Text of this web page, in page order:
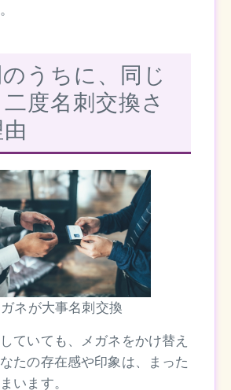
うちに、同じ
度名刺交換さ
ガネが大事名刺交換
ていても、メガネをかけ替え
たの存在感や印象は、まった
います。